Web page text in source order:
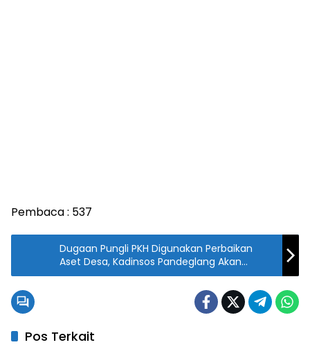
Pembaca : 537
Dugaan Pungli PKH Digunakan Perbaikan
Aset Desa, Kadinsos Pandeglang Akan
Segara Tindak lanjuti
Pos Terkait